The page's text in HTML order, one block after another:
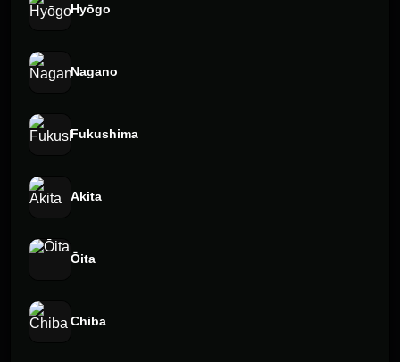
Hyōgo
Nagano
Fukushima
Akita
Ōita
Chiba